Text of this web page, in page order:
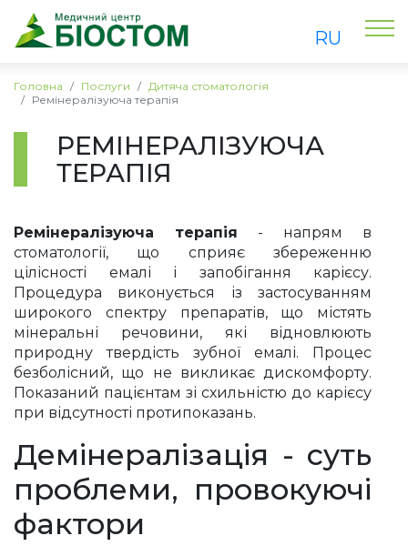
RU
Головна Послуги
Дитяча стоматологія
Ремінералізуюча терапія
РЕМІНЕРАЛІЗУЮЧА
ТЕРАПІЯ
Ремінералізуюча терапія
- напрям в
стоматології, що сприяє збереженню
цілісності емалі і запобігання карієсу.
Процедура виконується із застосуванням
широкого спектру препаратів, що містять
мінеральні речовини, які відновлюють
природну твердість зубної емалі. Процес
безболісний, що не викликає дискомфорту.
Показаний пацієнтам зі схильністю до карієсу
при відсутності протипоказань.
Демінералізація - суть
проблеми, провокуючі
фактори